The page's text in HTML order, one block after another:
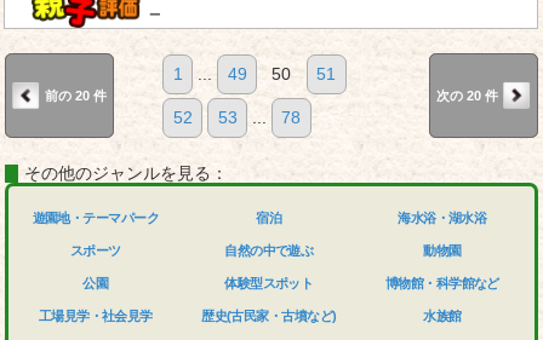
－
前の 20 件
1 ... 49 50 51
52 53 ... 78
次の 20 件
その他のジャンルを見る：
遊園地・テーマパーク
スポーツ
公園
工場見学・社会見学
宿泊
自然の中で遊ぶ
体験型スポット
歴史(古民家・古墳など)
海水浴・湖水浴
動物園
博物館・科学館など
水族館